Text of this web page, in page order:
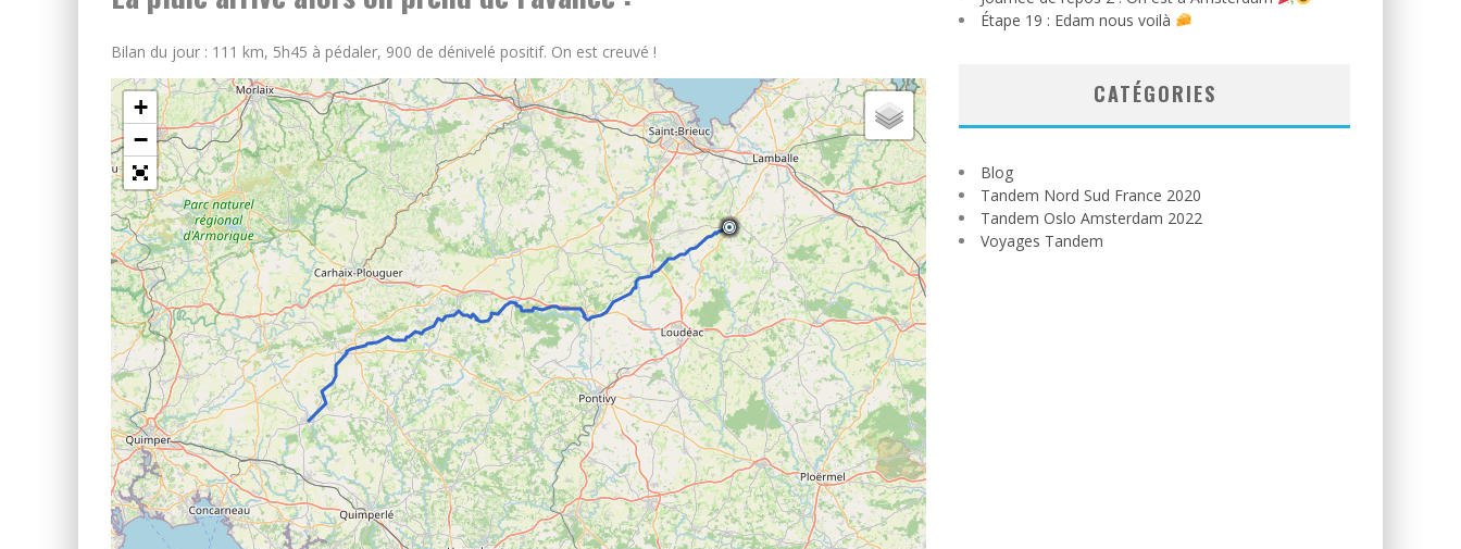
Bilan du jour : 111 km, 5h45 à pédaler, 900 de dénivelé positif. On est creuvé !
+
−
Étape 19 : Edam nous voilà
CATÉGORIES
Blog
Tandem Nord Sud France 2020
Tandem Oslo Amsterdam 2022
Voyages Tandem